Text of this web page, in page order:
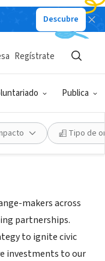
Descubre
Publica
Regístrate
Tipo de
makers across
partnerships.
to ignite civic
investments to our